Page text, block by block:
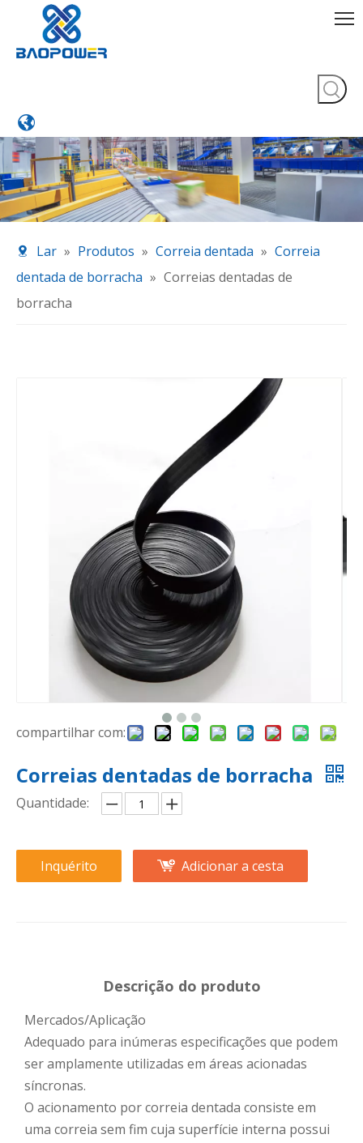
Lar » Produtos » Correia dentada » Correia
dentada de borracha » Correias dentadas de
borracha
compartilhar com:
Correias dentadas de borracha
Quantidade:
Inquérito Adicionar a cesta
Descrição do produto
Mercados/Aplicação
Adequado para inúmeras especificações que podem
ser amplamente utilizadas em áreas acionadas
síncronas.
O acionamento por correia dentada consiste em
uma correia sem fim cuja superfície interna possui